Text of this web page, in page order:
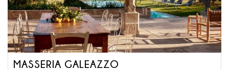
MASSERIA GALEAZZO